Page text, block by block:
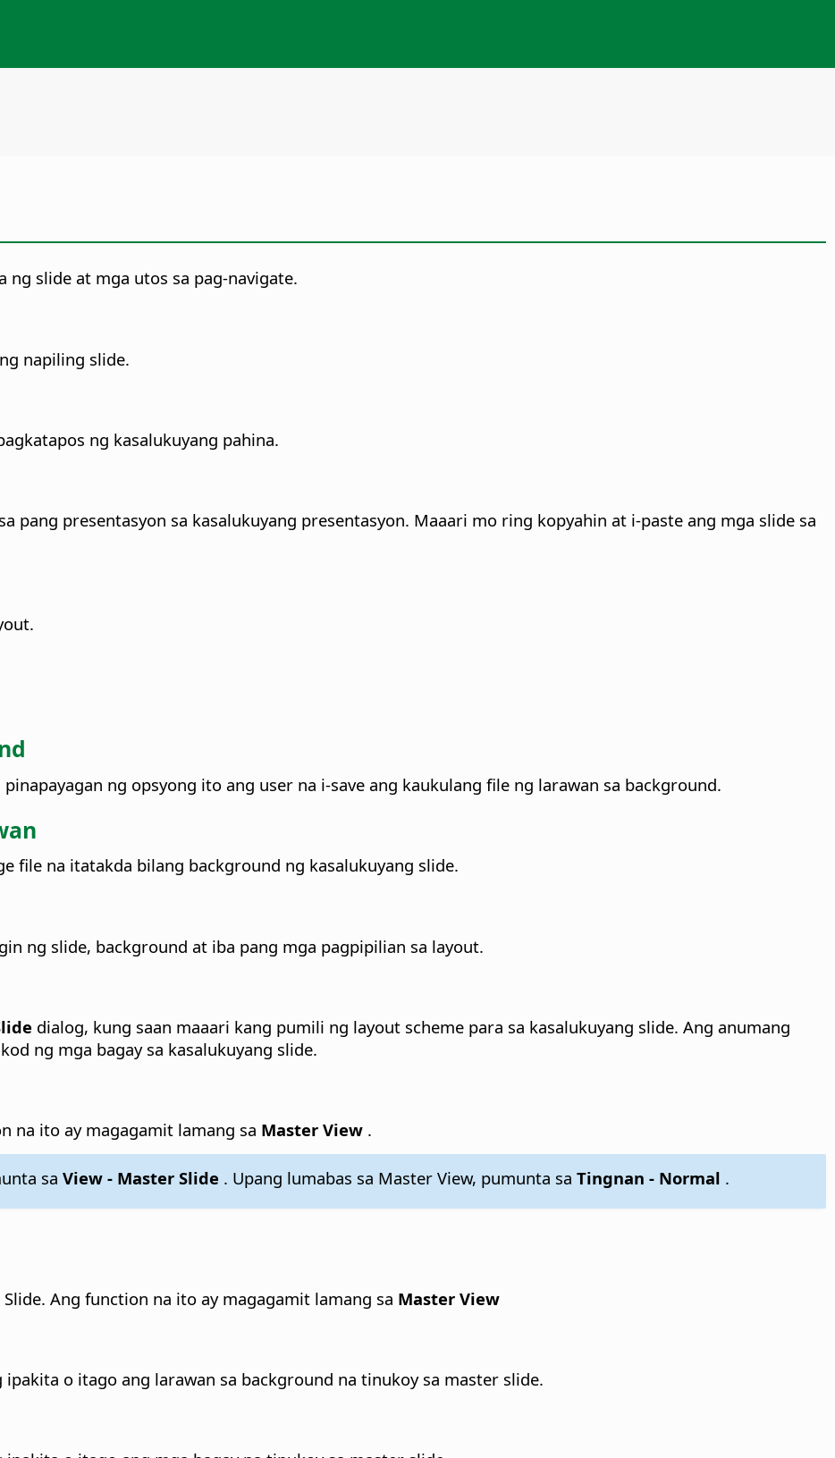
ng slide at mga utos sa pag-navigate.
napiling slide.
ng kasalukuyang pahina.
pang presentasyon sa kasalukuyang presentasyon. Maaari mo ring kopyahin at i-paste ang mga slide sa
ng opsyong ito ang user na i-save ang kaukulang file ng larawan sa background.
file na itatakda bilang background ng kasalukuyang slide.
ng slide, background at iba pang mga pagpipilian sa layout.
dialog, kung saan maaari kang pumili ng layout scheme para sa kasalukuyang slide. Ang anumang
ng mga bagay sa kasalukuyang slide.
na ito ay magagamit lamang sa Master View .
sa View - Master Slide . Upang lumabas sa Master View, pumunta sa Tingnan - Normal .
Ang function na ito ay magagamit lamang sa Master View
o itago ang larawan sa background na tinukoy sa master slide.